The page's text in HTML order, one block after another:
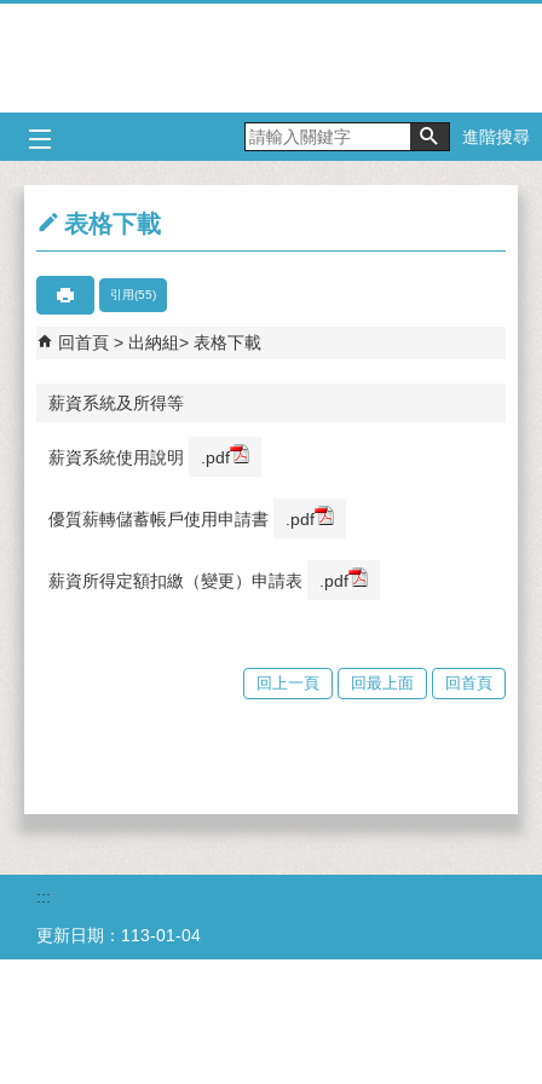
進階搜尋
表格下載
引用(55)
回首頁 出納組 表格下載
薪資系統及所得等
薪資系統使用說明 .pdf
優質薪轉儲蓄帳戶使用申請書 .pdf
薪資所得定額扣繳（變更）申請表 .pdf
回上一頁 回最上面 回首頁
:::
更新日期： 113-01-04